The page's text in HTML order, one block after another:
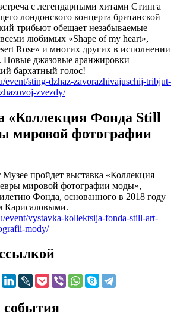
с легендарными хитами Стинга
лондонского концерта британской
трибьют обещает незабываемые
любимых «Shape of my heart»,
Rose» и многих других в исполнении
Новые джазовые аранжировки
бархатный голос!
event/sting-dzhaz-zavorazhivajuschij-tribjut-
zvezdy/
«Коллекция Фонда Still
мировой фотографии
пройдет выставка «Коллекция
мировой фотографии моды»,
Фонда, основанного в 2018 году
Карисаловыми.
event/vystavka-kollektsija-fonda-still-art-
mody/